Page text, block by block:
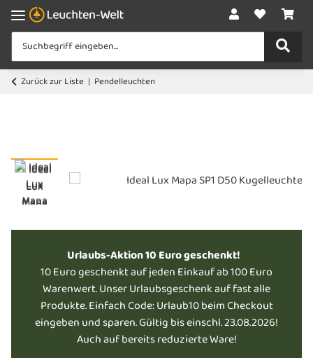
Zurück zur Liste Pendelleuchten
Urlaubs-Aktion 10 Euro geschenkt!
10 Euro geschenkt auf jeden Einkauf ab 100 Euro
Warenwert. Unser Urlaubsgeschenk auf fast alle
Produkte. Einfach Code: Urlaub10 beim Checkout
eingeben und sparen. Gültig bis einschl. 23.08.2026!
Auch auf bereits reduzierte Ware!